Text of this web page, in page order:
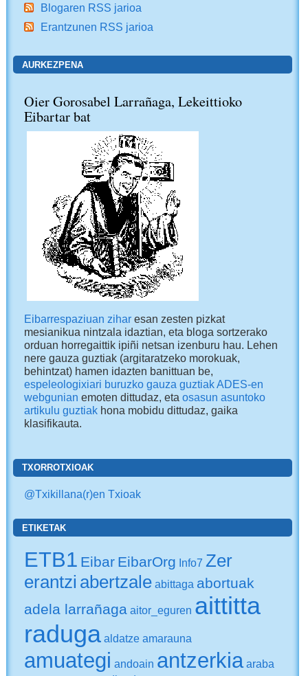
Blogaren RSS jarioa
Erantzunen RSS jarioa
AURKEZPENA
Oier Gorosabel Larrañaga, Lekeittioko
Eibartar bat
Eibarrespaziuan zihar esan zesten pizkat
mesianikua nintzala idaztian, eta bloga sortzerako
orduan horregaittik ipiñi netsan izenburu hau. Lehen
nere gauza guztiak (argitaratzeko morokuak,
behintzat) hamen idazten banittuan be,
espeleologixiari buruzko gauza guztiak ADES-en
webgunian emoten dittudaz, etaosasun asuntoko
artikulu guztiak hona mobidu dittudaz , gaika
klasifikauta.
TXORROTXIOAK
@Txikillana(r)en Txioak
ETIKETAK
ETB1 Eibar EibarOrg Info7 Zer
erantzi abertzale abittaga abortuak
adela larrañaga aitor_eguren aittitta
raduga aldatze amarauna
amuategi andoain antzerkia araba